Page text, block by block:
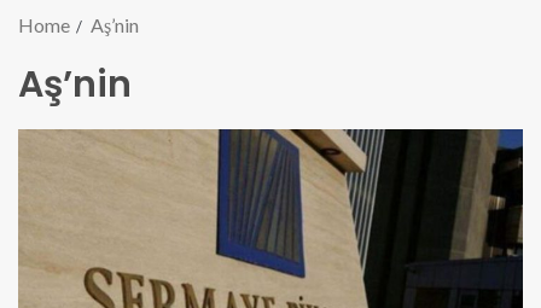
Home Aş’nin
Aş’nin